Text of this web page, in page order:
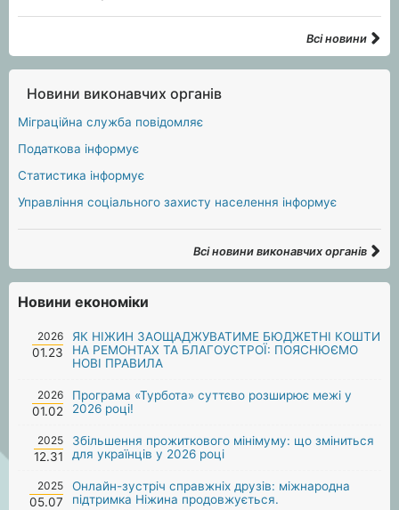
Всі новини
Новини виконавчих органів
Міграційна служба повідомляє
Податкова інформує
Статистика інформує
Управління соціального захисту населення інформує
Всі новини виконавчих органів
Новини економіки
2026
01.23
ЯК НІЖИН ЗАОЩАДЖУВАТИМЕ БЮДЖЕТНІ КОШТИ
НА РЕМОНТАХ ТА БЛАГОУСТРОЇ: ПОЯСНЮЄМО
НОВІ ПРАВИЛА
2026
01.02
Програма «Турбота» суттєво розширює межі у
2026 році!
2025
12.31
Збільшення прожиткового мінімуму: що зміниться
для українців у 2026 році
2025
05.07
Онлайн-зустріч справжніх друзів: міжнародна
підтримка Ніжина продовжується.